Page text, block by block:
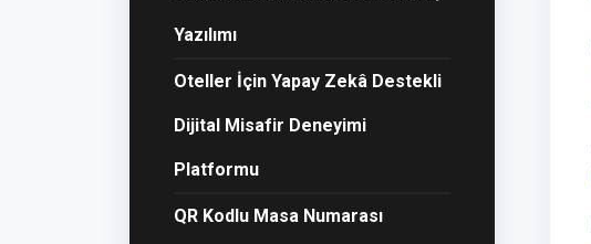
Yazılımı
Oteller İçin Yapay Zekâ Destekli
Dijital Misafir Deneyimi
Platformu
QR Kodlu Masa Numarası